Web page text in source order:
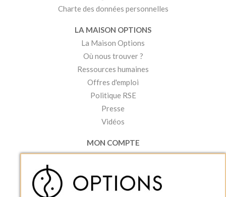
Charte des données personnelles
LA MAISON OPTIONS
La Maison Options
Où nous trouver ?
Ressources humaines
Offres d'emploi
Politique RSE
Presse
Vidéos
MON COMPTE
Accéder à mon compte
Créer un compte